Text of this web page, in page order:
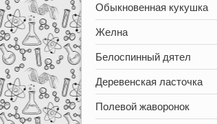
Обыкновенная кукушка
Желна
Белоспинный дятел
Деревенская ласточка
Полевой жаворонок